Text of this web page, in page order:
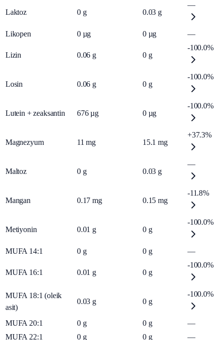
Laktoz 0 g 0.03 g
—
Likopen 0 µg 0 µg —
Lizin 0.06 g 0 g
-100.0%
Losin 0.06 g 0 g
-100.0%
Lutein + zeaksantin 676 µg 0 µg
-100.0%
Magnezyum 11 mg 15.1 mg
+37.3%
Maltoz 0 g 0.03 g
—
Mangan 0.17 mg 0.15 mg
-11.8%
Metiyonin 0.01 g 0 g
-100.0%
MUFA 14:1 0 g 0 g —
MUFA 16:1 0.01 g 0 g
-100.0%
MUFA 18:1 (oleik
asit)
0.03 g 0 g
-100.0%
MUFA 20:1 0 g 0 g
—
MUFA 22:1
0 g 0 g —